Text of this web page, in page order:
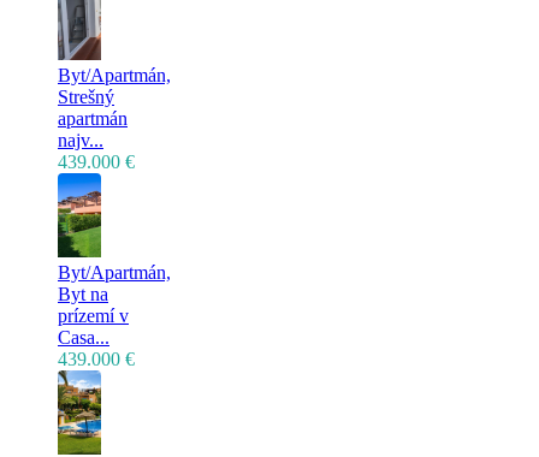
Byt/Apartmán,
Strešný
apartmán
najv...
439.000 €
Byt/Apartmán,
Byt na
prízemí v
Casa...
439.000 €